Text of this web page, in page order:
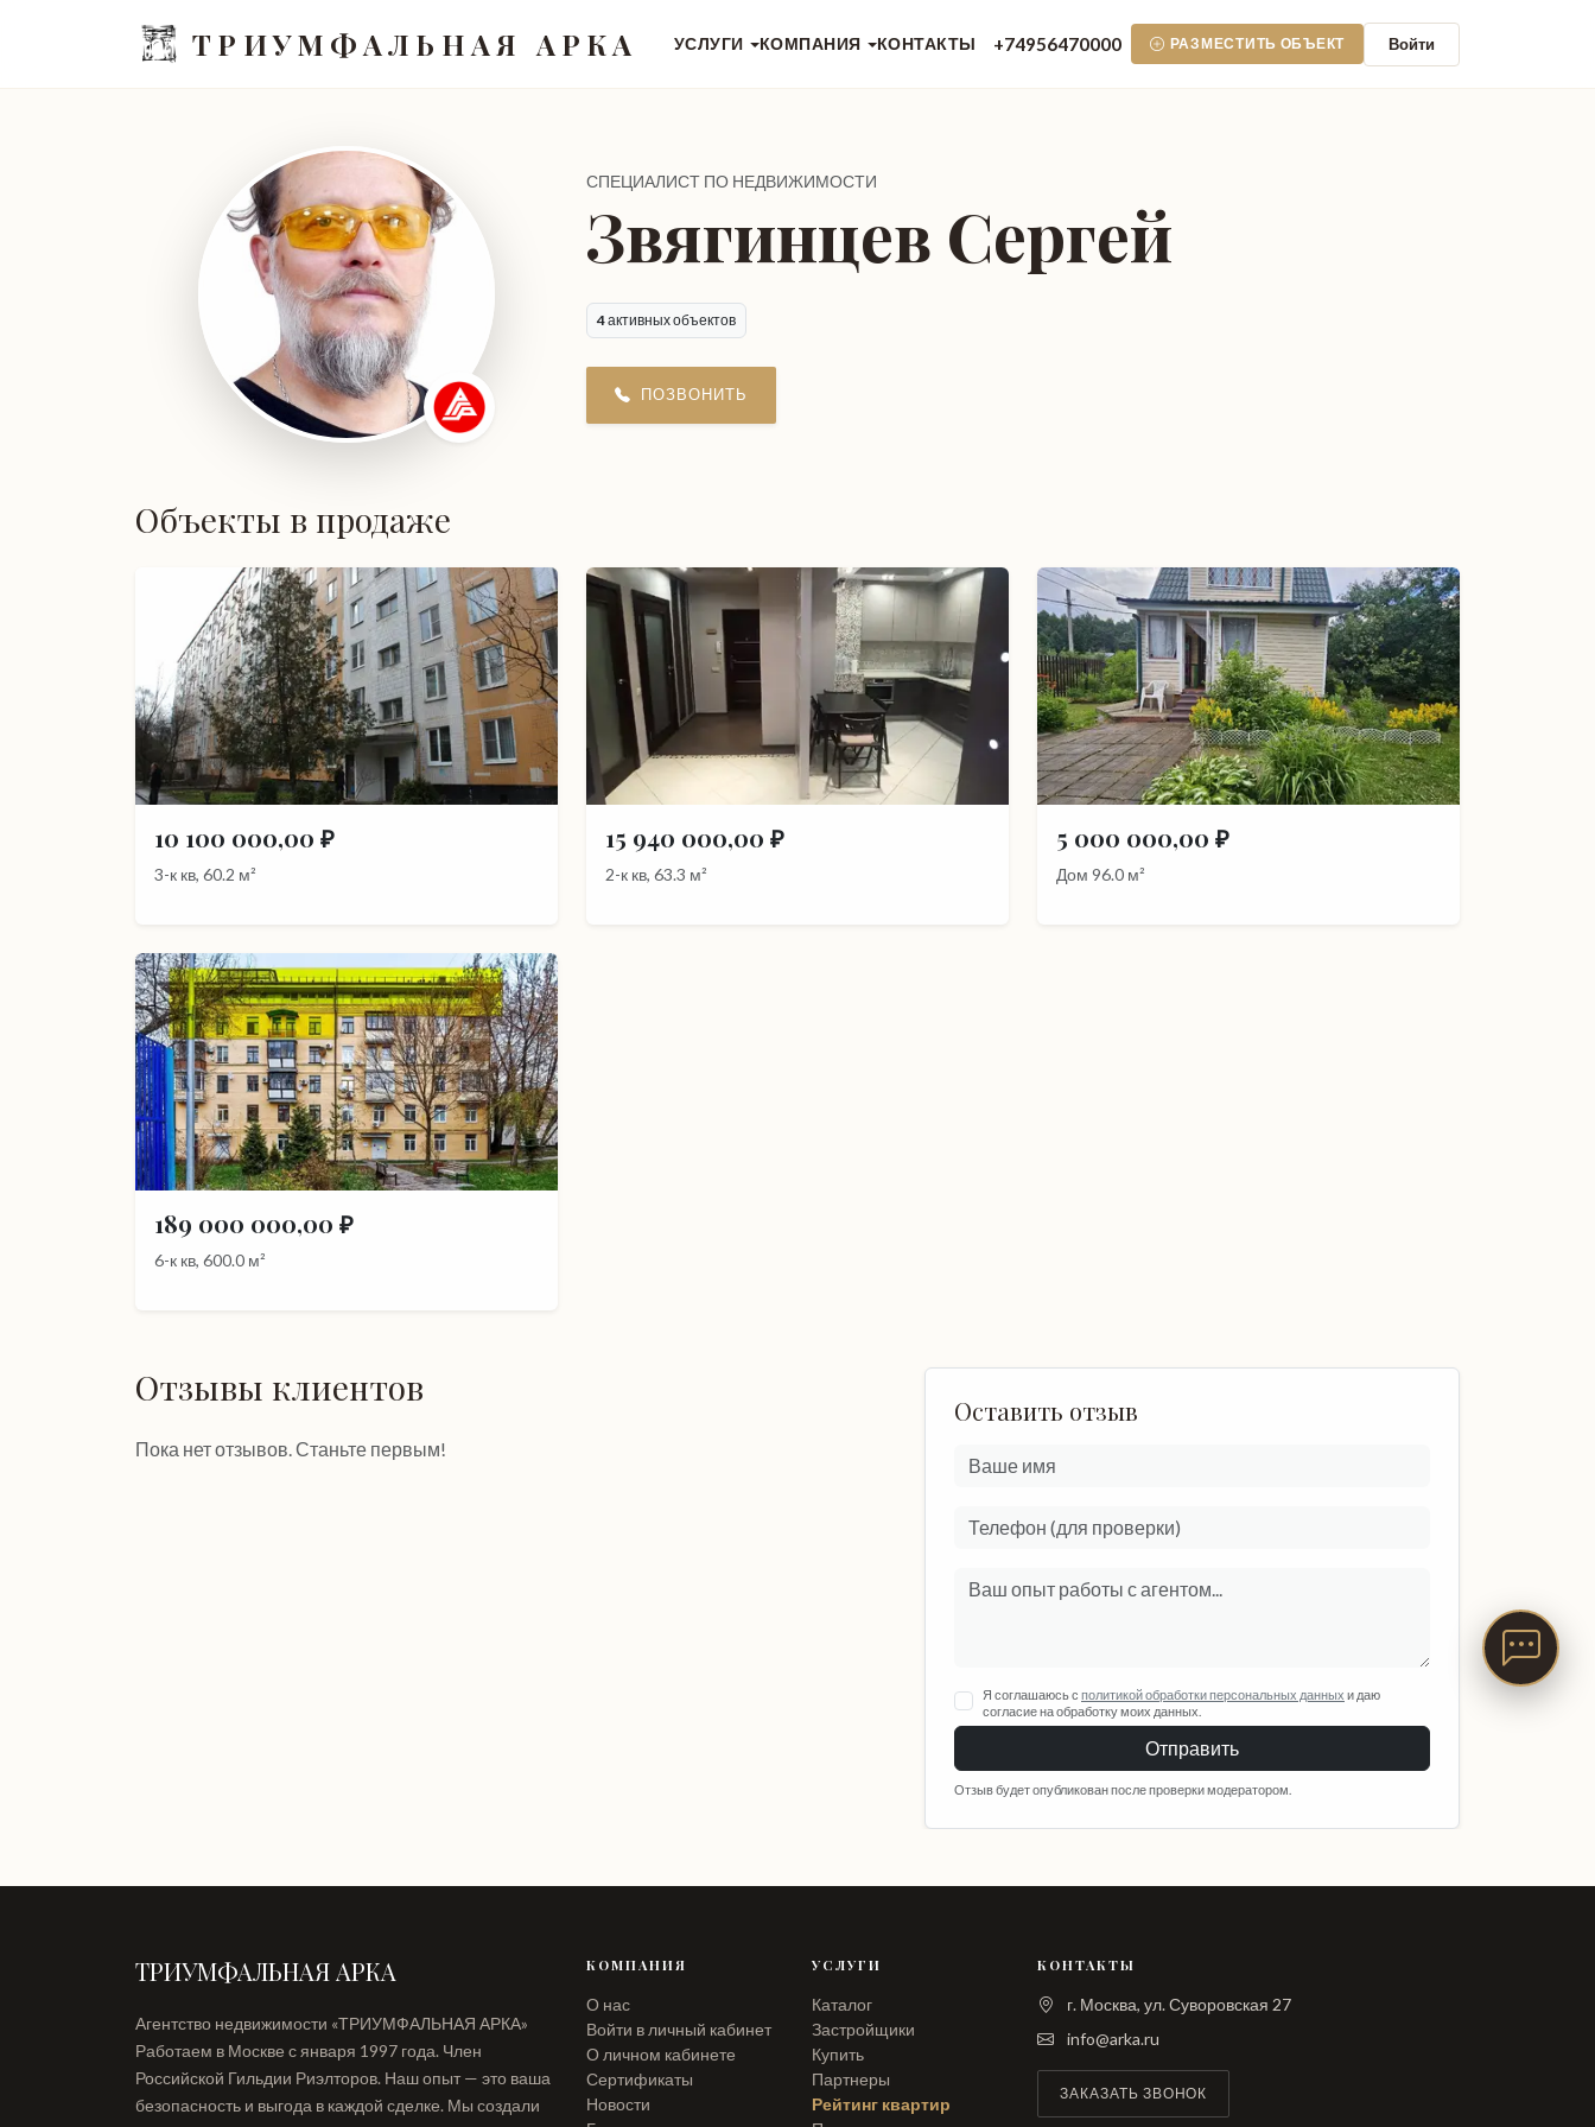
ТРИУМФАЛЬНАЯ АРКА УСЛУГИ КОМПАНИЯ КОНТАКТЫ +74956470000 РАЗМЕСТИТЬ ОБЪЕКТ Войти
СПЕЦИАЛИСТ ПО НЕДВИЖИМОСТИ
Звягинцев Сергей
4активных объектов
ПОЗВОНИТЬ
Объекты в продаже
10 100 000,00 ₽
3-к кв, 60.2 м²
15 940 000,00 ₽
2-к кв, 63.3 м²
5 000 000,00 ₽
Дом 96.0 м²
189 000 000,00 ₽
6-к кв, 600.0 м²
Отзывы клиентов
Пока нет отзывов. Станьте первым!
Оставить отзыв
Я соглашаюсь с политикой обработки персональных данных и даю
согласие на обработку моих данных.
Отправить
Отзыв будет опубликован после проверки модератором.
ТРИУМФАЛЬНАЯ АРКА
Агентство недвижимости «ТРИУМФАЛЬНАЯ АРКА»
Работаем в Москве с января 1997 года. Член
Российской Гильдии Риэлторов. Наш опыт — это ваша
безопасность и выгода в каждой сделке. Мы создали
КОМПАНИЯ
О нас
Войти в личный кабинет
О личном кабинете
Сертификаты
Новости
УСЛУГИ
Каталог
Застройщики
Купить
Партнеры
Рейтинг квартир
КОНТАКТЫ
г. Москва, ул. Суворовская 27
info@arka.ru
ЗАКАЗАТЬ ЗВОНОК